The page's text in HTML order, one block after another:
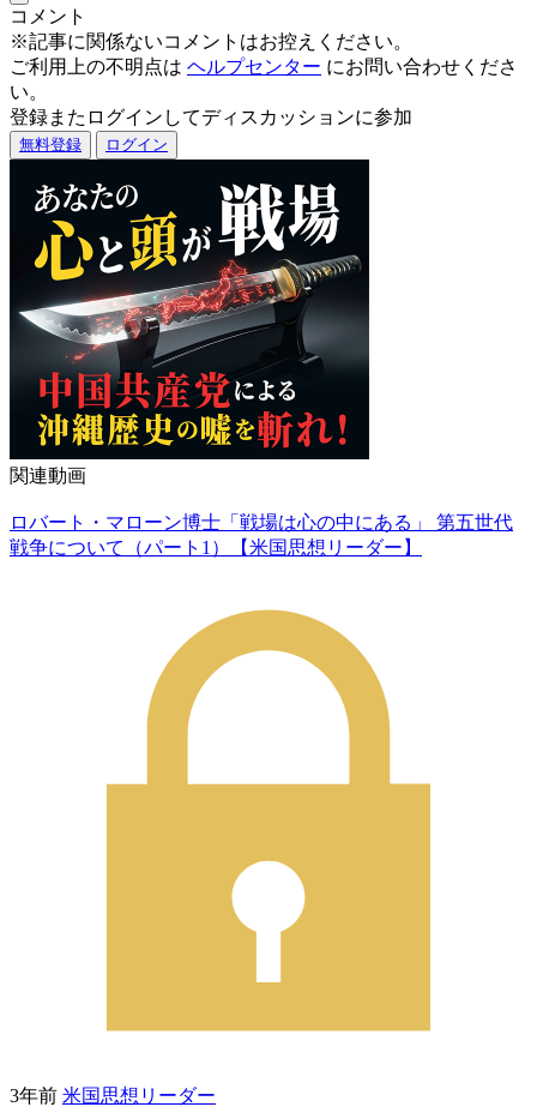
コメント
※記事に関係ないコメントはお控えください。
ご利用上の不明点は ヘルプセンター にお問い合わせくださ
い。
登録またログインしてディスカッションに参加
無料登録 ログイン
関連動画
ロバート・マローン博士「戦場は心の中にある」 第五世代
戦争について（パート1）【米国思想リーダー】
3年前 米国思想リーダー